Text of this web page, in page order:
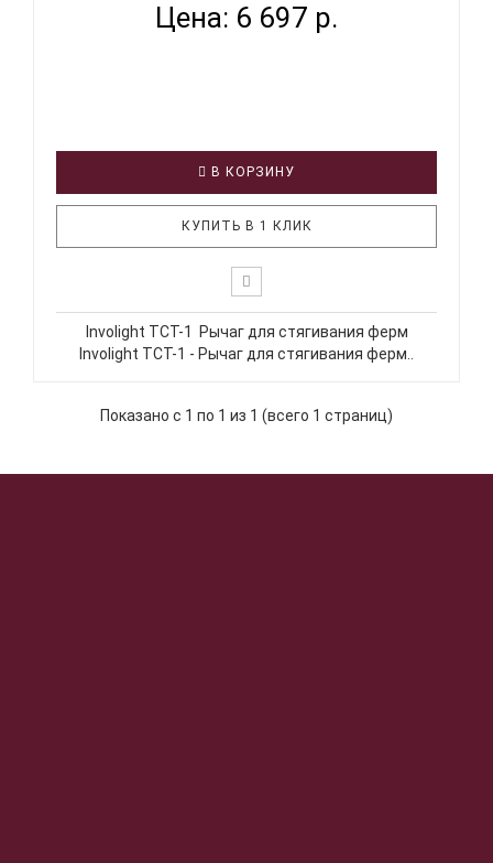
Цена: 6 697 р.
В КОРЗИНУ
КУПИТЬ В 1 КЛИК
Involight TCT-1 Рычаг для стягивания ферм
Involight TCT-1 - Рычаг для стягивания ферм..
Показано с 1 по 1 из 1 (всего 1 страниц)